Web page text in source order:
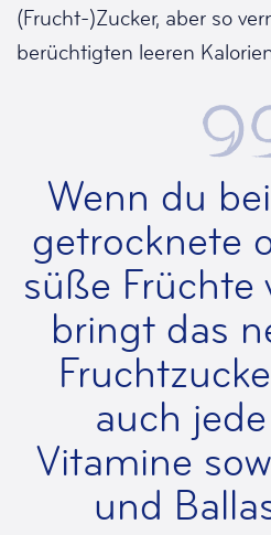
(Frucht-)Zucker, aber so
berüchtigten leeren
Wenn du
getrocknete
süße Früchte
bringt das
auch
Vitamine
und